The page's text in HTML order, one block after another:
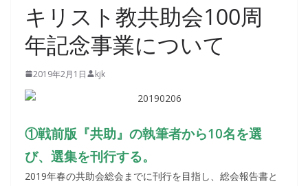
キリスト教共助会100周
年記念事業について
2019年2月1日 kjk
①戦前版『共助』の執筆者から10名を選
び、選集を刊行する。
2019年春の共助会総会までに刊行を目指し、総会報告書と